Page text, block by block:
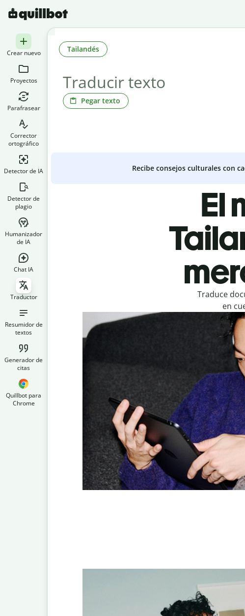
Crear nuevo
Proyectos
Parafrasear
Corrector
ortográfico
Detector de IA
Detector de
plagio
Humanizador
de IA
Chat IA
Traductor
Resumidor de
textos
Generador de
citas
Quillbot para
Chrome
Pegar texto
Tailandés
Recibe consejos culturales con
El
Traduce
en